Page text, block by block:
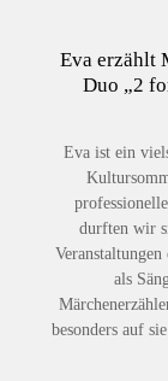
Eva erzählt
Duo „2
Eva ist ein
durften wir
als
besonders auf